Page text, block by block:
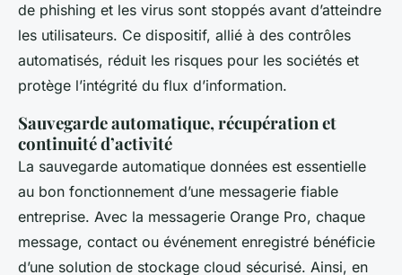
de phishing et les virus sont stoppés avant d’atteindre
les utilisateurs. Ce dispositif, allié à des contrôles
automatisés, réduit les risques pour les sociétés et
protège l’intégrité du flux d’information.
Sauvegarde automatique, récupération et
continuité d’activité
La sauvegarde automatique données est essentielle
au bon fonctionnement d’une messagerie fiable
entreprise. Avec la messagerie Orange Pro, chaque
message, contact ou événement enregistré bénéficie
d’une solution de stockage cloud sécurisé. Ainsi, en